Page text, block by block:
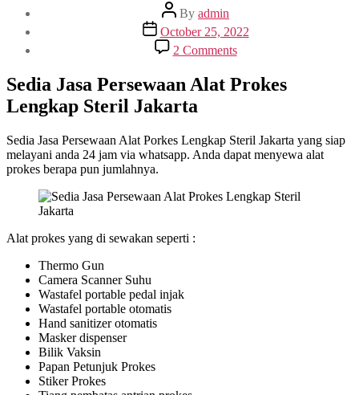
Post
author
By admin
Post
date
October 25, 2022
2 Commentson
Sedia
Persewaan
Steril
Jakarta
Sedia Jasa Persewaan Alat Prokes
Lengkap Steril Jakarta
Sedia Jasa Persewaan Alat Porkes Lengkap Steril Jakarta yang siap
melayani anda 24 jam via whatsapp. Anda dapat menyewa alat
prokes berapa pun jumlahnya.
Alat prokes yang di sewakan seperti :
Thermo Gun
Camera Scanner Suhu
Wastafel portable pedal injak
Wastafel portable otomatis
Hand sanitizer otomatis
Masker dispenser
Bilik Vaksin
Papan Petunjuk Prokes
Stiker Prokes